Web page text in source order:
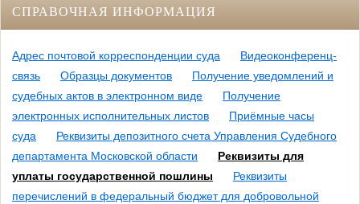
СПРАВОЧНАЯ ИНФОРМАЦИЯ
Адрес почтовой корреспонденции суда
Видеоконференц-
связь
Образцы документов
Получение уведомлений и
судебных актов в электронном виде
Получение
электронных исполнительных листов
Приёмные часы
суда
Реквизиты депозитного счета Управления Судебного
департамента Московской области
Реквизиты для
уплаты государственной пошлины
Реквизиты
перечислений в федеральный бюджет для добровольной